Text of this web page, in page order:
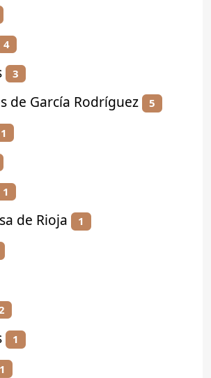
4
3
de García Rodríguez 5
1
1
de Rioja 1
1
1